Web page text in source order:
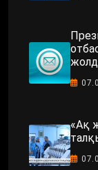
«Ақ